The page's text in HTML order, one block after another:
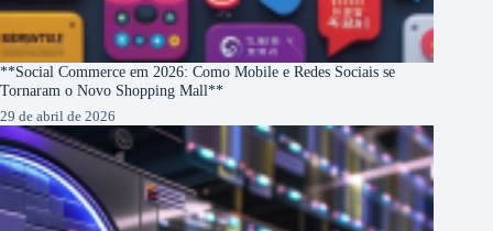
**Social Commerce em 2026: Como Mobile e Redes Sociais se
Tornaram o Novo Shopping Mall**
29 de abril de 2026